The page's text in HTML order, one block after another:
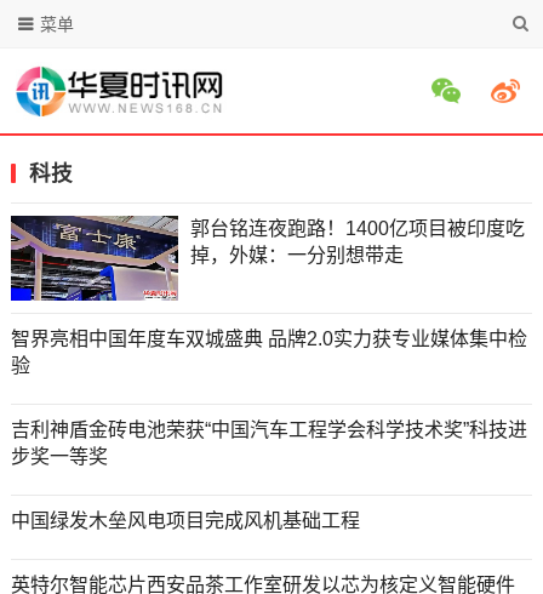
菜单
科技
郭台铭连夜跑路！1400亿项目被印度吃
掉，外媒：一分别想带走
智界亮相中国年度车双城盛典 品牌2.0实力获专业媒体集中检
验
吉利神盾金砖电池荣获“中国汽车工程学会科学技术奖”科技进
步奖一等奖
中国绿发木垒风电项目完成风机基础工程
英特尔智能芯片西安品茶工作室研发以芯为核定义智能硬件